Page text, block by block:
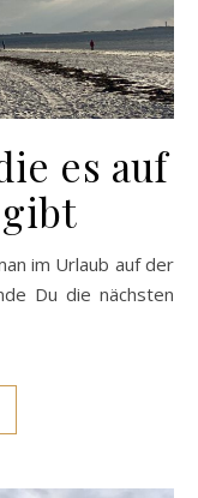
es auf
Du die nächsten